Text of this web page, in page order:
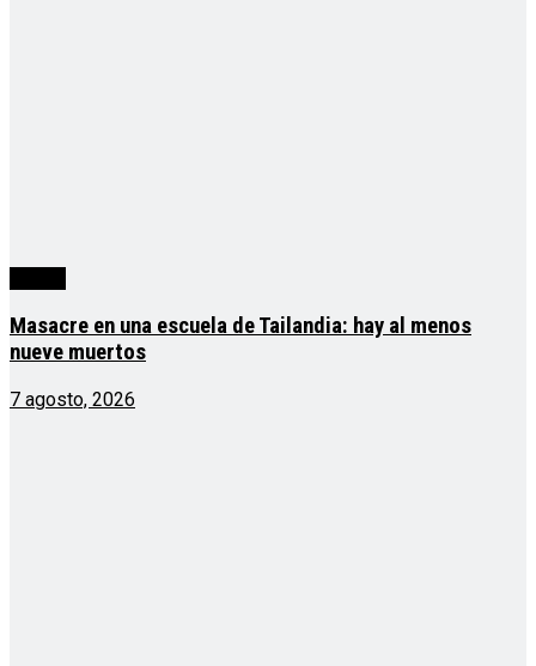
Masacre en una escuela de Tailandia: hay al menos
nueve muertos
7 agosto, 2026